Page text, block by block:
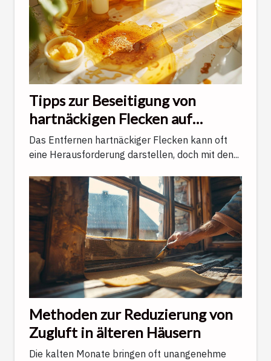
Tipps zur Beseitigung von
hartnäckigen Flecken auf
verschiedenen Oberflächen
Das Entfernen hartnäckiger Flecken kann oft
eine Herausforderung darstellen, doch mit den...
Methoden zur Reduzierung von
Zugluft in älteren Häusern
Die kalten Monate bringen oft unangenehme